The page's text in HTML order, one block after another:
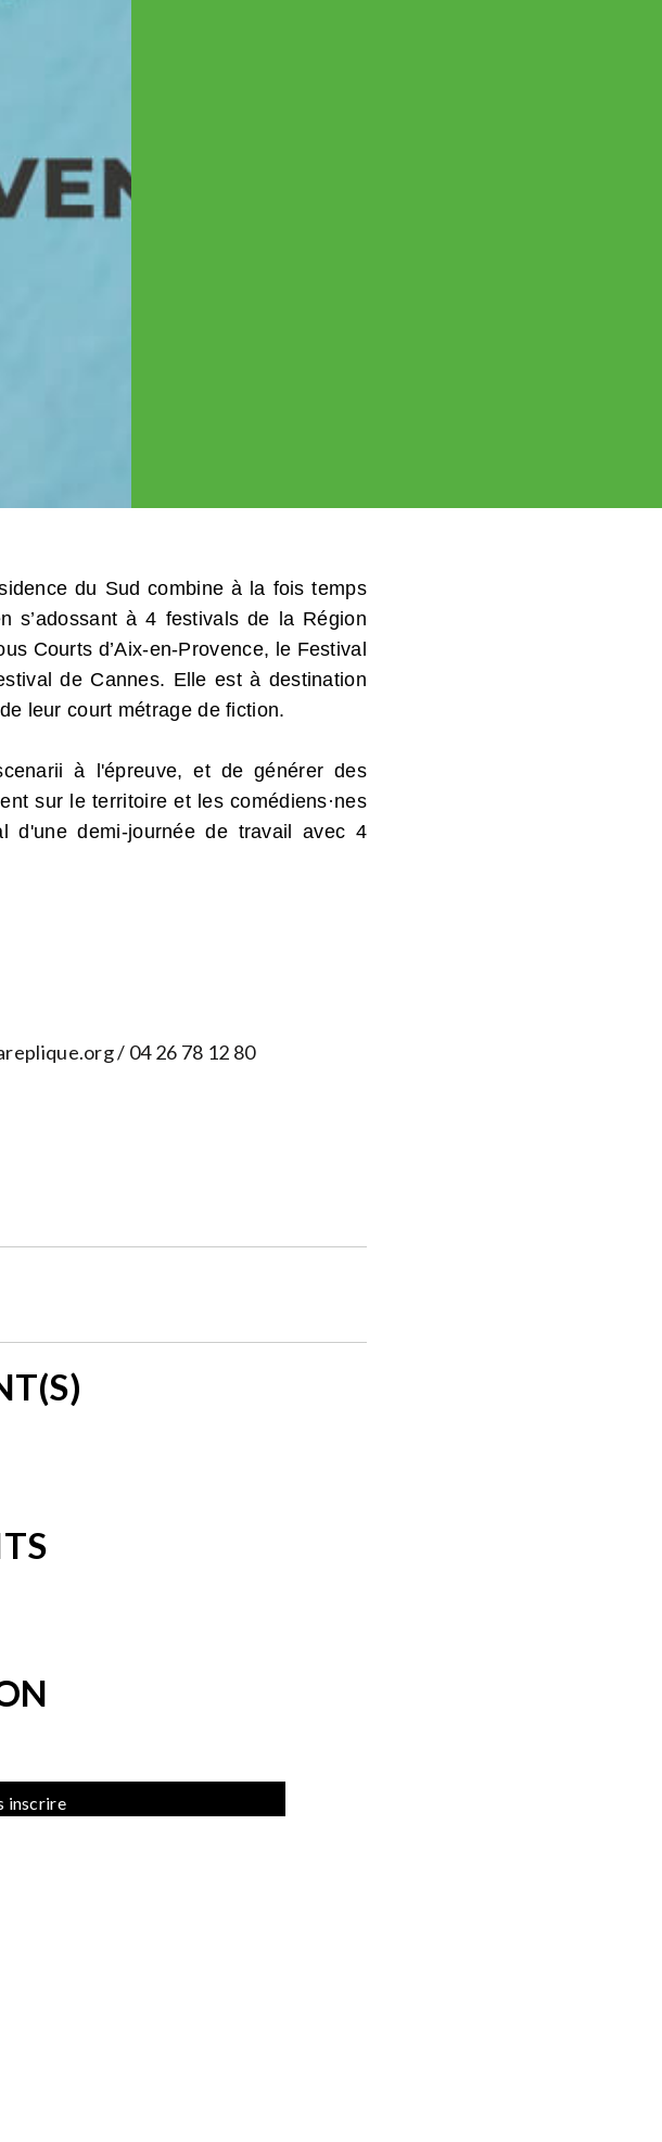
du Sud combine à la fois temps
s’adossant à 4 festivals de la Région
Courts d’Aix-en-Provence, le Festival
de Cannes. Elle est à destination
leur court métrage de fiction.
à l'épreuve, et de générer des
sur le territoire et les comédiens·nes
d'une demi-journée de travail avec 4
/ 04 26 78 12 80
inscrire